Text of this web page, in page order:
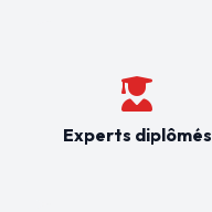
Experts diplômés